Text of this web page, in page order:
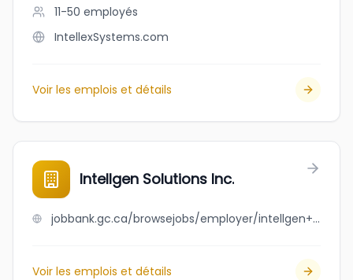
11-50 employés
IntellexSystems.com
Voir les emplois et détails
Intellgen Solutions Inc.
jobbank.gc.ca/browsejobs/employer/intellgen+solutions+inc./ca
Voir les emplois et détails